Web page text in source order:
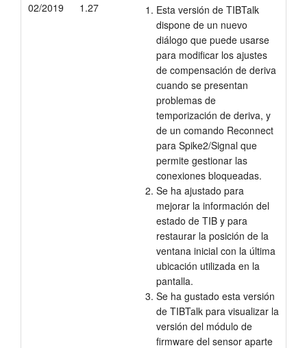
02/2019 1.27
Esta versión de TIBTalk
dispone de un nuevo
diálogo que puede usarse
para modificar los ajustes
de compensación de deriva
cuando se presentan
problemas de
temporización de deriva, y
de un comando Reconnect
para Spike2/Signal que
permite gestionar las
conexiones bloqueadas.
Se ha ajustado para
mejorar la información del
estado de TIB y para
restaurar la posición de la
ventana inicial con la última
ubicación utilizada en la
pantalla.
Se ha gustado esta versión
de TIBTalk para visualizar la
versión del módulo de
firmware del sensor aparte